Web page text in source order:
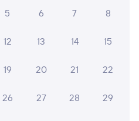
7,6
5 6 7 8
12 13 14 15
19 20 21 22
26 27 28 29